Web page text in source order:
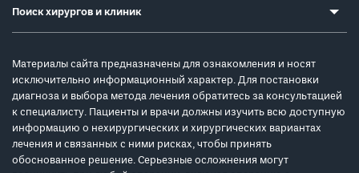
Поиск хирургов и клиник
Материалы сайта предназначены для ознакомления и носят
исключительно информационный характер. Для постановки
диагноза и выбора метода лечения обратитесь за консультацией
к специалисту. Пациенты и врачи должны изучить всю доступную
информацию о нехирургических и хирургических вариантах
лечения и связанных с ними рисках, чтобы принять
обоснованное решение. Серьезные осложнения могут